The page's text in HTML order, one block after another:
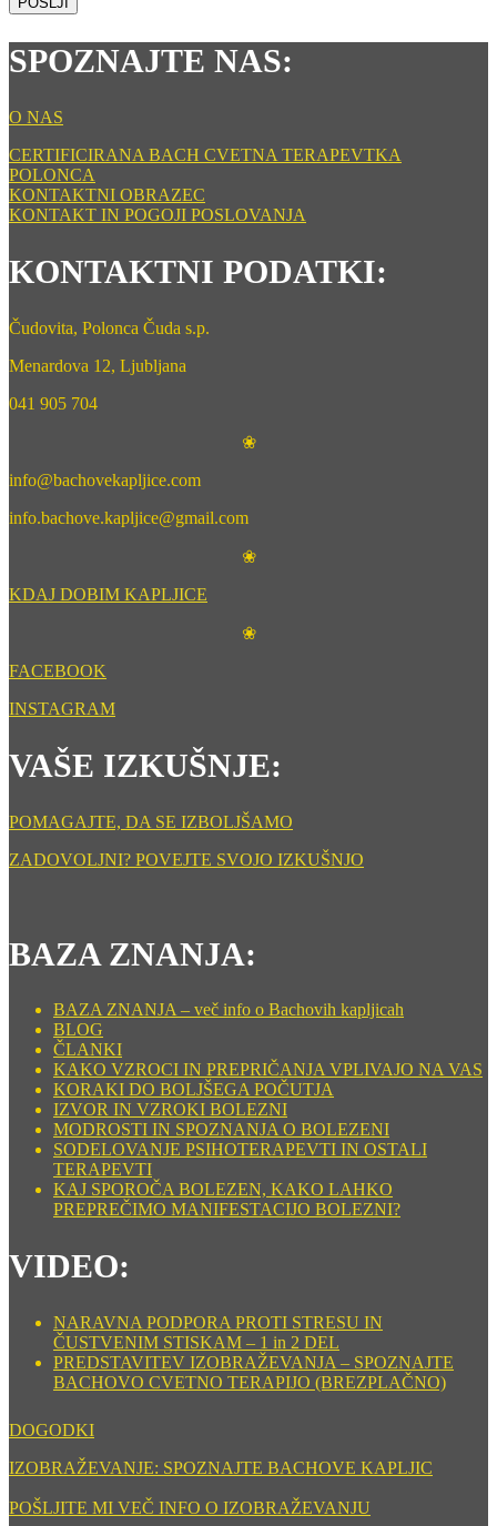
SPOZNAJTE NAS:
O NAS
CERTIFICIRANA BACH CVETNA TERAPEVTKA
POLONCA
KONTAKTNI OBRAZEC
KONTAKT IN POGOJI POSLOVANJA
KONTAKTNI PODATKI:
Čudovita, Polonca Čuda s.p.
Menardova 12, Ljubljana
041 905 704
❀
info@bachovekapljice.com
info.bachove.kapljice@gmail.com
❀
KDAJ DOBIM KAPLJICE
❀
FACEBOOK
INSTAGRAM
VAŠE IZKUŠNJE:
POMAGAJTE, DA SE IZBOLJŠAMO
ZADOVOLJNI? POVEJTE SVOJO IZKUŠNJO
BAZA ZNANJA:
BAZA ZNANJA – več info o Bachovih kapljicah
BLOG
ČLANKI
KAKO VZROCI IN PREPRIČANJA VPLIVAJO NA VAS
KORAKI DO BOLJŠEGA POČUTJA
IZVOR IN VZROKI BOLEZNI
MODROSTI IN SPOZNANJA O BOLEZENI
SODELOVANJE PSIHOTERAPEVTI IN OSTALI
TERAPEVTI
KAJ SPOROČA BOLEZEN, KAKO LAHKO
PREPREČIMO MANIFESTACIJO BOLEZNI?
VIDEO:
NARAVNA PODPORA PROTI STRESU IN
ČUSTVENIM STISKAM – 1 in 2 DEL
PREDSTAVITEV IZOBRAŽEVANJA – SPOZNAJTE
BACHOVO CVETNO TERAPIJO (BREZPLAČNO)
DOGODKI
IZOBRAŽEVANJE: SPOZNAJTE BACHOVE KAPLJIC
POŠLJITE MI VEČ INFO O IZOBRAŽEVANJU